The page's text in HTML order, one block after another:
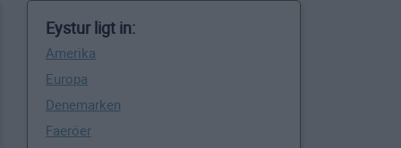
Eystur ligt in:
Amerika
Europa
Denemarken
Faeröer